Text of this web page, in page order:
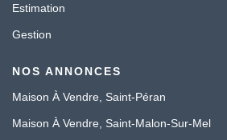
Estimation
Gestion
NOS ANNONCES
Maison À Vendre, Saint-Péran
Maison À Vendre, Saint-Malon-Sur-Mel